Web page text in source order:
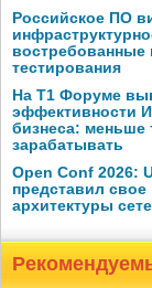
Российское ПО
востребованные
тестирования
На Т1 Форуме
эффективности
бизнеса: меньше
зарабатывать
Open Conf 2026:
представил свое
архитектуры